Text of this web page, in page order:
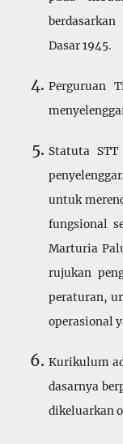
Dasar 1945.
Perguruan
Statuta
untuk
fungsional
Marturia
rujukan
peraturan,
operasional
Kurikulum
dasarnya
dikeluarkan